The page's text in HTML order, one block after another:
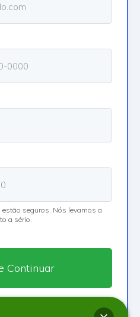
estão seguros. Nós levamos a
a sério.